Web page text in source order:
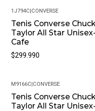
servicio al cliente de
experiencia de
Preguntas
distribuidores
seguro de que
1J794C CONVERSE
Tenis Converse Chuck
Taylor All Star Unisex-
Cafe
$299.990
M9166C CONVERSE
Tenis Converse Chuck
Taylor All Star Unisex-